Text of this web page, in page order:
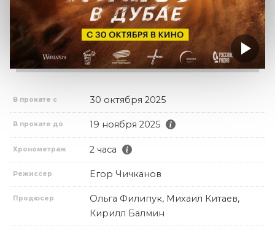
В прокате с 30 октября 2025
В прокате до 19 ноября 2025
Хронометраж 2 часа
Режиссер Егор Чичканов
Продюсер
Ольга Филипук, Михаил Китаев,
Кирилл Балмин